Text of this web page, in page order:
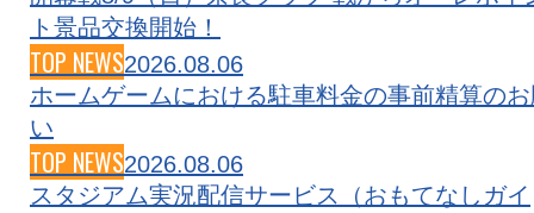
ト景品交換開始！
TOP NEWS2026.08.06
ホームゲームにおける駐車料金の事前精算の
い
TOP NEWS2026.08.06
スタジアム実況配信サービス（おもてなしガイ